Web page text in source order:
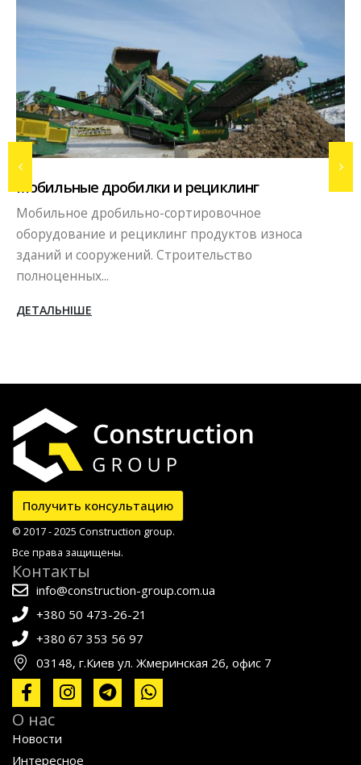
Вибропрессовое производство
Бизнес в сфере производства тротуарной плитки,
бордюров, блоков методом вибропрессования. В
сегодняшних...
ДЕТАЛЬНІШЕ
Получить консультацию
© 2017 - 2025 Construction group.
Все права защищены.
Контакты
info@construction-group.com.ua
+380 50 473-26-21
+380 67 353 56 97
03148, г.Киев ул. Жмеринская 26, офис 7
О нас
Новости
Интересное